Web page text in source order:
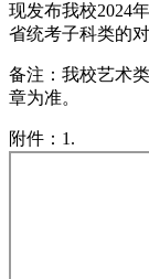
现发布我校2024
省统考子科类的
备注：我校艺术
章为准。
附件：1.